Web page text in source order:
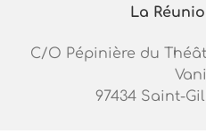
La
C/O Pépinière du
97434 Saint-